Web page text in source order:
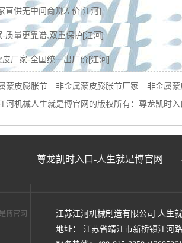
直供无中间商赚差价[江河]
质量更靠谱,双重保护[江河]
厂家-全国统一出厂价[江河]
免费上门服务[江河]
-现场生产制作图[江河]
-用过的客户都推荐[江苏江河]
节蒙皮-实力厂家品质有保障[江河]
蒙皮膨胀节 非金属蒙皮膨胀节厂家
非金属
河机械人生就是博官网的版权所有： 尊龙凯时
尊龙凯时入口-人生就是博官网
博官网
江苏江河机械制造有限公司 人生
地址： 江苏省靖江市新桥镇江河